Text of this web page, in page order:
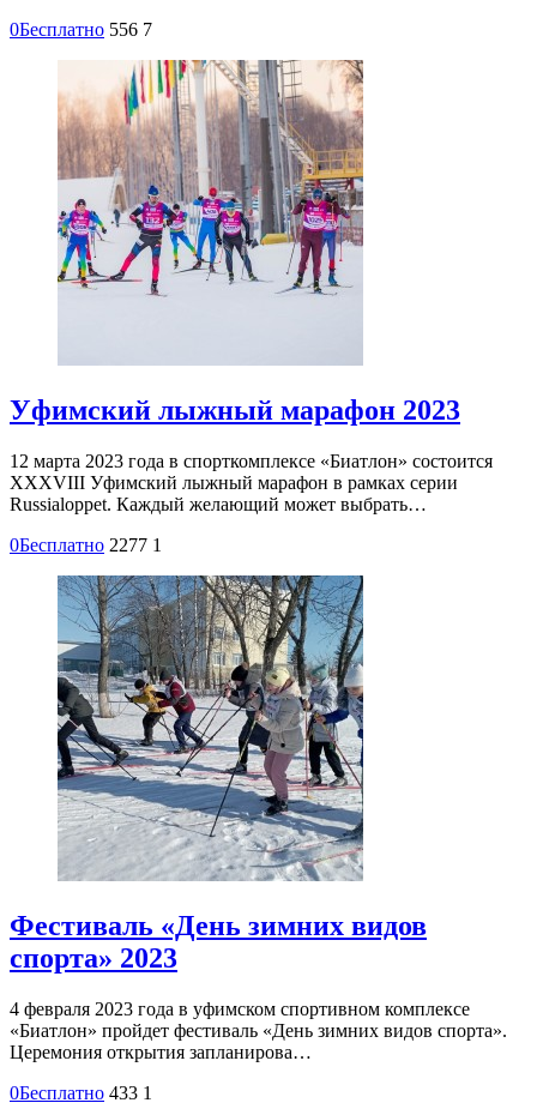
0Бесплатно 556 7
Уфимский лыжный марафон 2023
12 марта 2023 года в спорткомплексе «Биатлон» состоится
XXXVIII Уфимский лыжный марафон в рамках серии
Russialoppet. Каждый желающий может выбрать…
0Бесплатно 2277 1
Фестиваль «День зимних видов
спорта» 2023
4 февраля 2023 года в уфимском спортивном комплексе
«Биатлон» пройдет фестиваль «День зимних видов спорта».
Церемония открытия запланирова…
0Бесплатно 433 1